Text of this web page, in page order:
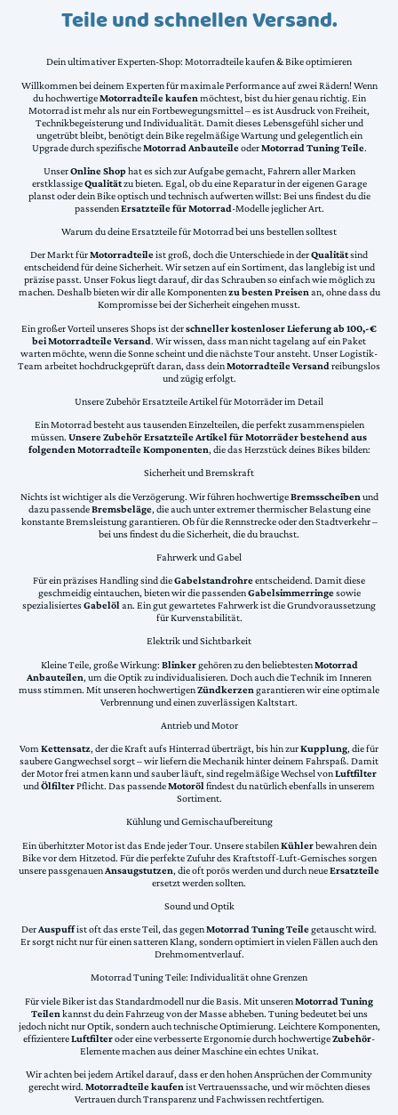
Teile und schnellen Versand.
Dein ultimativer Experten-Shop: Motorradteile kaufen & Bike optimieren
Willkommen bei deinem Experten für maximale Performance auf zwei Rädern! Wenn
du hochwertigeMotorradteile kaufen möchtest, bist du hier genau richtig. Ein
Motorrad ist mehr als nur ein Fortbewegungsmittel – es ist Ausdruck von Freiheit,
Technikbegeisterung und Individualität. Damit dieses Lebensgefühl sicher und
ungetrübt bleibt, benötigt dein Bike regelmäßige Wartung und gelegentlich ein
Upgrade durch spezifischeMotorrad AnbauteileoderMotorrad Tuning Teile.
UnserOnline Shophat es sich zur Aufgabe gemacht, Fahrern aller Marken
erstklassigeQualitätzu bieten. Egal, ob du eine Reparatur in der eigenen Garage
planst oder dein Bike optisch und technisch aufwerten willst: Bei uns findest du die
passendenErsatzteile für Motorrad-Modelle jeglicher Art.
Warum du deine Ersatzteile für Motorrad bei uns bestellen solltest
Der Markt fürMotorradteileist groß, doch die Unterschiede in derQualitätsind
entscheidend für deine Sicherheit. Wir setzen auf ein Sortiment, das langlebig ist und
präzise passt. Unser Fokus liegt darauf, dir das Schrauben so einfach wie möglich zu
machen. Deshalb bieten wir dir alle Komponentenzu besten Preisenan, ohne dass du
Kompromisse bei der Sicherheit eingehen musst.
Ein großer Vorteil unseres Shops ist derschneller kostenloser Lieferung ab 100,-€
bei Motorradteile Versand. Wir wissen, dass man nicht tagelang auf ein Paket
warten möchte, wenn die Sonne scheint und die nächste Tour ansteht. Unser Logistik-
Team arbeitet hochdruckgeprüft daran, dass deinMotorradteile Versand reibungslos
und zügig erfolgt.
Unsere Zubehör Ersatzteile Artikel für Motorräder im Detail
Ein Motorrad besteht aus tausenden Einzelteilen, die perfekt zusammenspielen
müssen. Unsere Zubehör Ersatzteile Artikel für Motorräder bestehend aus
folgenden Motorradteile Komponenten, die das Herzstück deines Bikes bilden:
Sicherheit und Bremskraft
Nichts ist wichtiger als die Verzögerung. Wir führen hochwertigeBremsscheiben und
dazu passendeBremsbeläge, die auch unter extremer thermischer Belastung eine
konstante Bremsleistung garantieren. Ob für die Rennstrecke oder den Stadtverkehr –
bei uns findest du die Sicherheit, die du brauchst.
Fahrwerk und Gabel
Für ein präzises Handling sind dieGabelstandrohreentscheidend. Damit diese
geschmeidig eintauchen, bieten wir die passendenGabelsimmerringesowie
spezialisiertesGabelölan. Ein gut gewartetes Fahrwerk ist die Grundvoraussetzung
für Kurvenstabilität.
Elektrik und Sichtbarkeit
Kleine Teile, große Wirkung: Blinkergehören zu den beliebtestenMotorrad
Anbauteilen, um die Optik zu individualisieren. Doch auch die Technik im Inneren
muss stimmen. Mit unseren hochwertigenZündkerzen garantieren wir eine optimale
Verbrennung und einen zuverlässigen Kaltstart.
Antrieb und Motor
VomKettensatz, der die Kraft aufs Hinterrad überträgt, bis hin zurKupplung, die für
saubere Gangwechsel sorgt – wir liefern die Mechanik hinter deinem Fahrspaß. Damit
der Motor frei atmen kann und sauber läuft, sind regelmäßige Wechsel vonLuftfilter
undÖlfilterPflicht. Das passendeMotorölfindest du natürlich ebenfalls in unserem
Sortiment.
Kühlung und Gemischaufbereitung
Ein überhitzter Motor ist das Ende jeder Tour. Unsere stabilenKühlerbewahren dein
Bike vor dem Hitzetod. Für die perfekte Zufuhr des Kraftstoff-Luft-Gemisches sorgen
unsere passgenauenAnsaugstutzen, die oft porös werden und durch neueErsatzteile
ersetzt werden sollten.
Sound und Optik
DerAuspuffist oft das erste Teil, das gegenMotorrad Tuning Teilegetauscht wird.
Er sorgt nicht nur für einen satteren Klang, sondern optimiert in vielen Fällen auch den
Drehmomentverlauf.
Motorrad Tuning Teile: Individualität ohne Grenzen
Für viele Biker ist das Standardmodell nur die Basis. Mit unserenMotorrad Tuning
Teilen kannst du dein Fahrzeug von der Masse abheben. Tuning bedeutet bei uns
jedoch nicht nur Optik, sondern auch technische Optimierung. Leichtere Komponenten,
effizientereLuftfilteroder eine verbesserte Ergonomie durch hochwertigeZubehör-
Elemente machen aus deiner Maschine ein echtes Unikat.
Wir achten bei jedem Artikel darauf, dass er den hohen Ansprüchen der Community
gerecht wird. Motorradteile kaufen ist Vertrauenssache, und wir möchten dieses
Vertrauen durch Transparenz und Fachwissen rechtfertigen.